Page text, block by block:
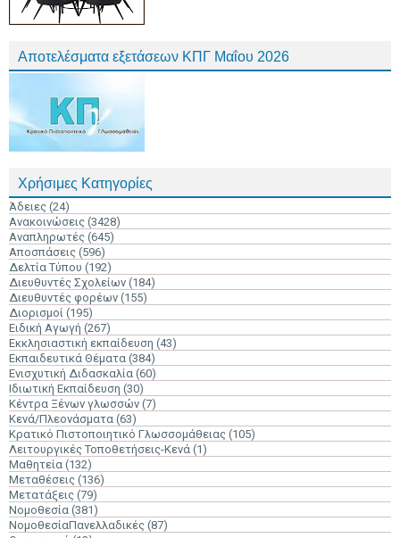
Αποτελέσματα εξετάσεων ΚΠΓ Μαΐου 2026
Χρήσιμες Κατηγορίες
Άδειες (24)
Ανακοινώσεις (3428)
Αναπληρωτές (645)
Αποσπάσεις (596)
Δελτία Τύπου (192)
Διευθυντές Σχολείων (184)
Διευθυντές φορέων (155)
Διορισμοί (195)
Ειδική Αγωγή (267)
Εκκλησιαστική εκπαίδευση (43)
Εκπαιδευτικά Θέματα (384)
Ενισχυτική Διδασκαλία (60)
Ιδιωτική Εκπαίδευση (30)
Κέντρα Ξένων γλωσσών (7)
Κενά/Πλεονάσματα (63)
Κρατικό Πιστοποιητικό Γλωσσομάθειας (105)
Λειτουργικές Τοποθετήσεις-Κενά (1)
Μαθητεία (132)
Μεταθέσεις (136)
Μετατάξεις (79)
Νομοθεσία (381)
ΝομοθεσίαΠανελλαδικές (87)